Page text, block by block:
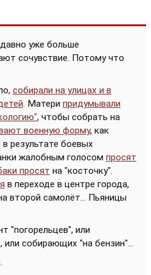
уже больше
сочувствие. Потому что
собирали на улицах и в
. Матери придумывали
, чтобы собрать на
военную форму, как
результате боевых
жалобным голосом просят
просят на "косточку".
в переходе в центре города,
второй самолёт... Пьяницы
"погорельцев", или
или собирающих "на бензин"...